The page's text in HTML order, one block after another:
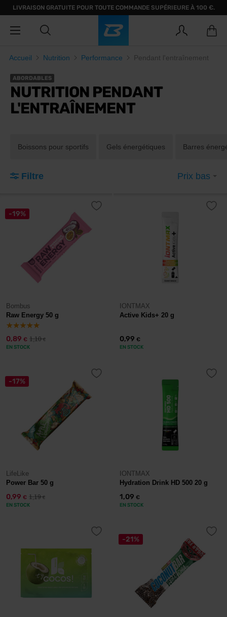
LIVRAISON GRATUITE POUR TOUTE COMMANDE SUPÉRIEURE À 100 €.
Accueil Nutrition Performance Pendant l'entraînement
ABORDABLES
NUTRITION PENDANT
L'ENTRAÎNEMENT
Boissons pour sportifs Gels énergétiques Barres
Filtre Prix bas
-19%
Bombus
Raw Energy 50 g
0,89 € 1,10€
EN STOCK
IONTMAX
Active Kids+ 20 g
0,99 €
EN STOCK
-17%
LifeLike
Power Bar 50 g
0,99 € 1,19€
EN STOCK
IONTMAX
Hydration Drink HD 500 20 g
1,09 €
EN STOCK
-21%